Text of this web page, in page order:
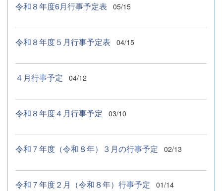
令和８年度6月行事予定表 05/15
令和８年度５月行事予定表 04/15
４月行事予定 04/12
令和８年度４月行事予定 03/10
令和７年度（令和８年）３月の行事予定 02/13
令和７年度２月（令和８年）行事予定 01/14